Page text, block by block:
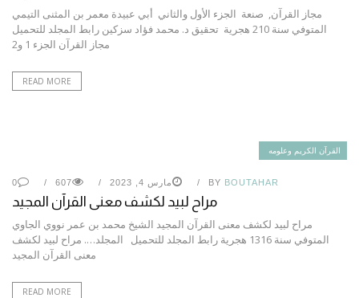
مجاز القرآن, صنعة الجزء الأول والثاني أبي عبيدة معمر بن المثنى التيمي
المتوفي سنة 210 هجرية تحقيق د. محمد فؤاد سزكين رابط المجلد للتحميل
مجاز القرآن الجزء 1 و2
READ MORE
القرآن الكريم وعلومه
BY BOUTAHAR مارس 4, 2023 607
0
مراح لبيد لكشف معنى القرآن المجيد
مراح لبيد لكشف معنى القرآن المجيد الشيخ محمد بن عمر نووي الجاوي
المتوفي سنة 1316 هجرية رابط المجلد للتحميل المجلد…. مراح لبيد لكشف
معنى القرآن المجيد
READ MORE